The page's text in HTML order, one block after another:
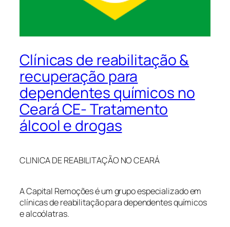
Clínicas de reabilitação &
recuperação para
dependentes químicos no
Ceará CE- Tratamento
álcool e drogas
CLINICA DE REABILITAÇÃO NO CEARÁ
A Capital Remoções é um grupo especializado em
clínicas de reabilitação para dependentes químicos
e alcoólatras.